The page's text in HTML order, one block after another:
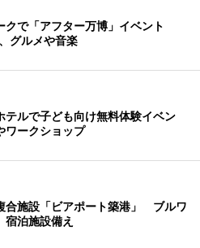
クで「アフター万博」イベント
グルメや音楽
テルで子ども向け無料体験イベン
ークショップ
合施設「ビアポート築港」 ブルワ
宿泊施設備え